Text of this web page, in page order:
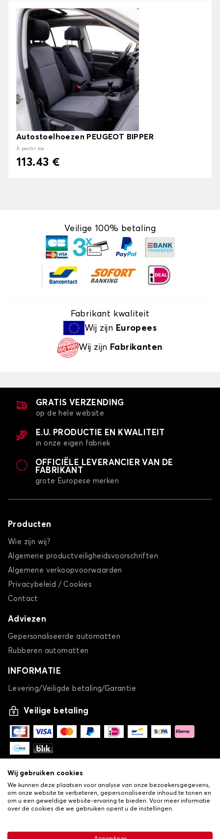
Autostoelhoezen PEUGEOT BIPPER
À partir de
113.43 €
Veilige 100% betaling
Fabrikant kwaliteit
Wij zijn Europees
Wij zijn Fabrikanten
GRATIS VERZENDING
op de hele website
E.U. PRODUCTIE EN KWALITEIT
in onze eigen fabriek
OFFICIËLE LEVERANCIER VAN DE
FABRIKANT
grote Europese merken
Producten
Wie zijn wij?
Algemene productveiligheidsvoorschriften
Algemene verkoopvoorwaarden
Privacybeleid / Cookies
Contact
Adviezen
Gepersonaliseerde automatten
Rubberen automatten
INFORMATIE
Levering/Veiligde betaling/Garantie
Veilige betaling
Algemene verkoopvoorwaarden•Privacy- en cookiebeleid
Wij gebruiken cookies
We kunnen deze plaatsen voor analyse van onze bezoekersgegevens,
om onze website te verbeteren, gepersonaliseerde inhoud te tonen en
om u een geweldige website-ervaring te bieden. Voor meer informatie
over de cookies die we gebruiken opent u de instellingen.